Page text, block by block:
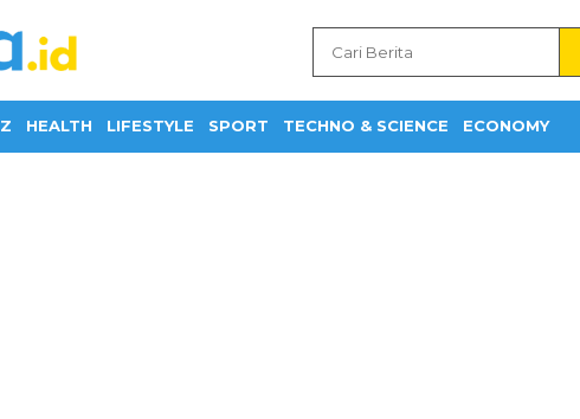
HEALTH LIFESTYLE SPORT TECHNO & SCIENCE ECONOMY